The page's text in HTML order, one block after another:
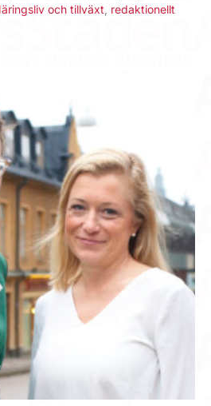
och tillväxt redaktionellt